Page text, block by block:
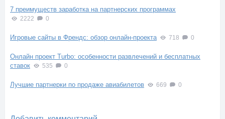
7 преимуществ заработка на партнерских программах
2222 0
Игровые сайты в Френдс: обзор онлайн-проекта 718 0
Онлайн проект Turbo: особенности развлечений и бесплатных
ставок
535 0
Лучшие партнерки по продаже авиабилетов 669 0